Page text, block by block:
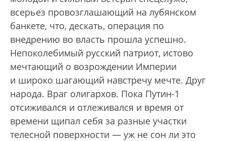
всерьез провозглашающий на лубянском
банкете, что, дескать, операция по
внедрению во власть прошла успешно.
Непоколебимый русский патриот, истово
мечтающий о возрождении Империи
и широко шагающий навстречу мечте. Друг
народа. Враг олигархов. Пока Путин-1
отсиживался и отлеживался и время от
времени щипал себя за разные участки
телесной поверхности — уж не сон ли это